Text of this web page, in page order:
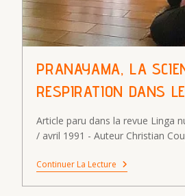
PRANAYAMA, LA
RESPIRATION DANS
Article paru dans la revue Linga
/ avril 1991 - Auteur Christian
Continuer La Lecture Pranayama,
La
Science